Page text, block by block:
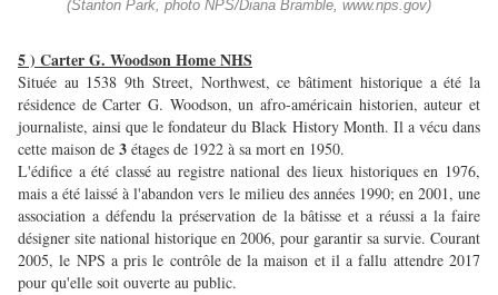
(Stanton Park, photo NPS/Diana Bramble, www.nps.gov)
5 ) Carter G. Woodson Home NHS
Située au 1538 9th Street, Northwest, ce bâtiment historique a été la
résidence de Carter G. Woodson, un afro-américain historien, auteur et
journaliste, ainsi que le fondateur du Black History Month. Il a vécu dans
cette maison de 3 étages de 1922 à sa mort en 1950.
L'édifice a été classé au registre national des lieux historiques en 1976,
mais a été laissé à l'abandon vers le milieu des années 1990; en 2001, une
association a défendu la préservation de la bâtisse et a réussi a la faire
désigner site national historique en 2006, pour garantir sa survie. Courant
2005, le NPS a pris le contrôle de la maison et il a fallu attendre 2017
pour qu'elle soit ouverte au public.